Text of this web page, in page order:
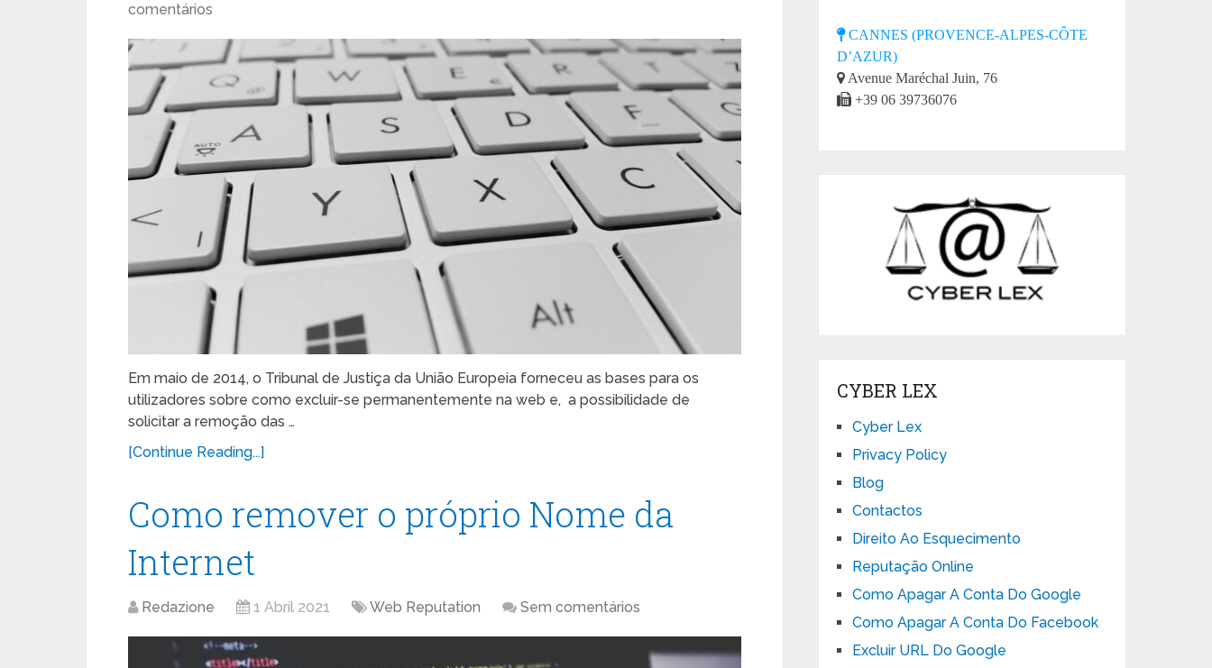
comentários
Em maio de 2014, o Tribunal de Justiça da União Europeia forneceu as bases para os
utilizadores sobre como excluir-se permanentemente na web e, a possibilidade de
solicitar a remoção das …
[Continue Reading...]
Como remover o próprio Nome da
Internet
Redazione 1 Abril 2021 Web Reputation Sem comentários
CANNES (PROVENCE-ALPES-CÔTE
D’AZUR)
Avenue Maréchal Juin, 76
+39 06 39736076
CYBER LEX
Cyber Lex
Privacy Policy
Blog
Contactos
Direito Ao Esquecimento
Reputação Online
Como Apagar A Conta Do Google
Como Apagar A Conta Do Facebook
Excluir URL Do Google